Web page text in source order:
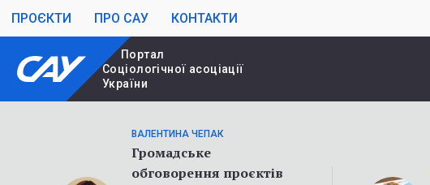
ПРОЄКТИ ПРО САУ КОНТАКТИ
Портал
Cоціологічної асоціації
України
ВАЛЕНТИНА ЧЕПАК
Громадське
обговорення проєктів